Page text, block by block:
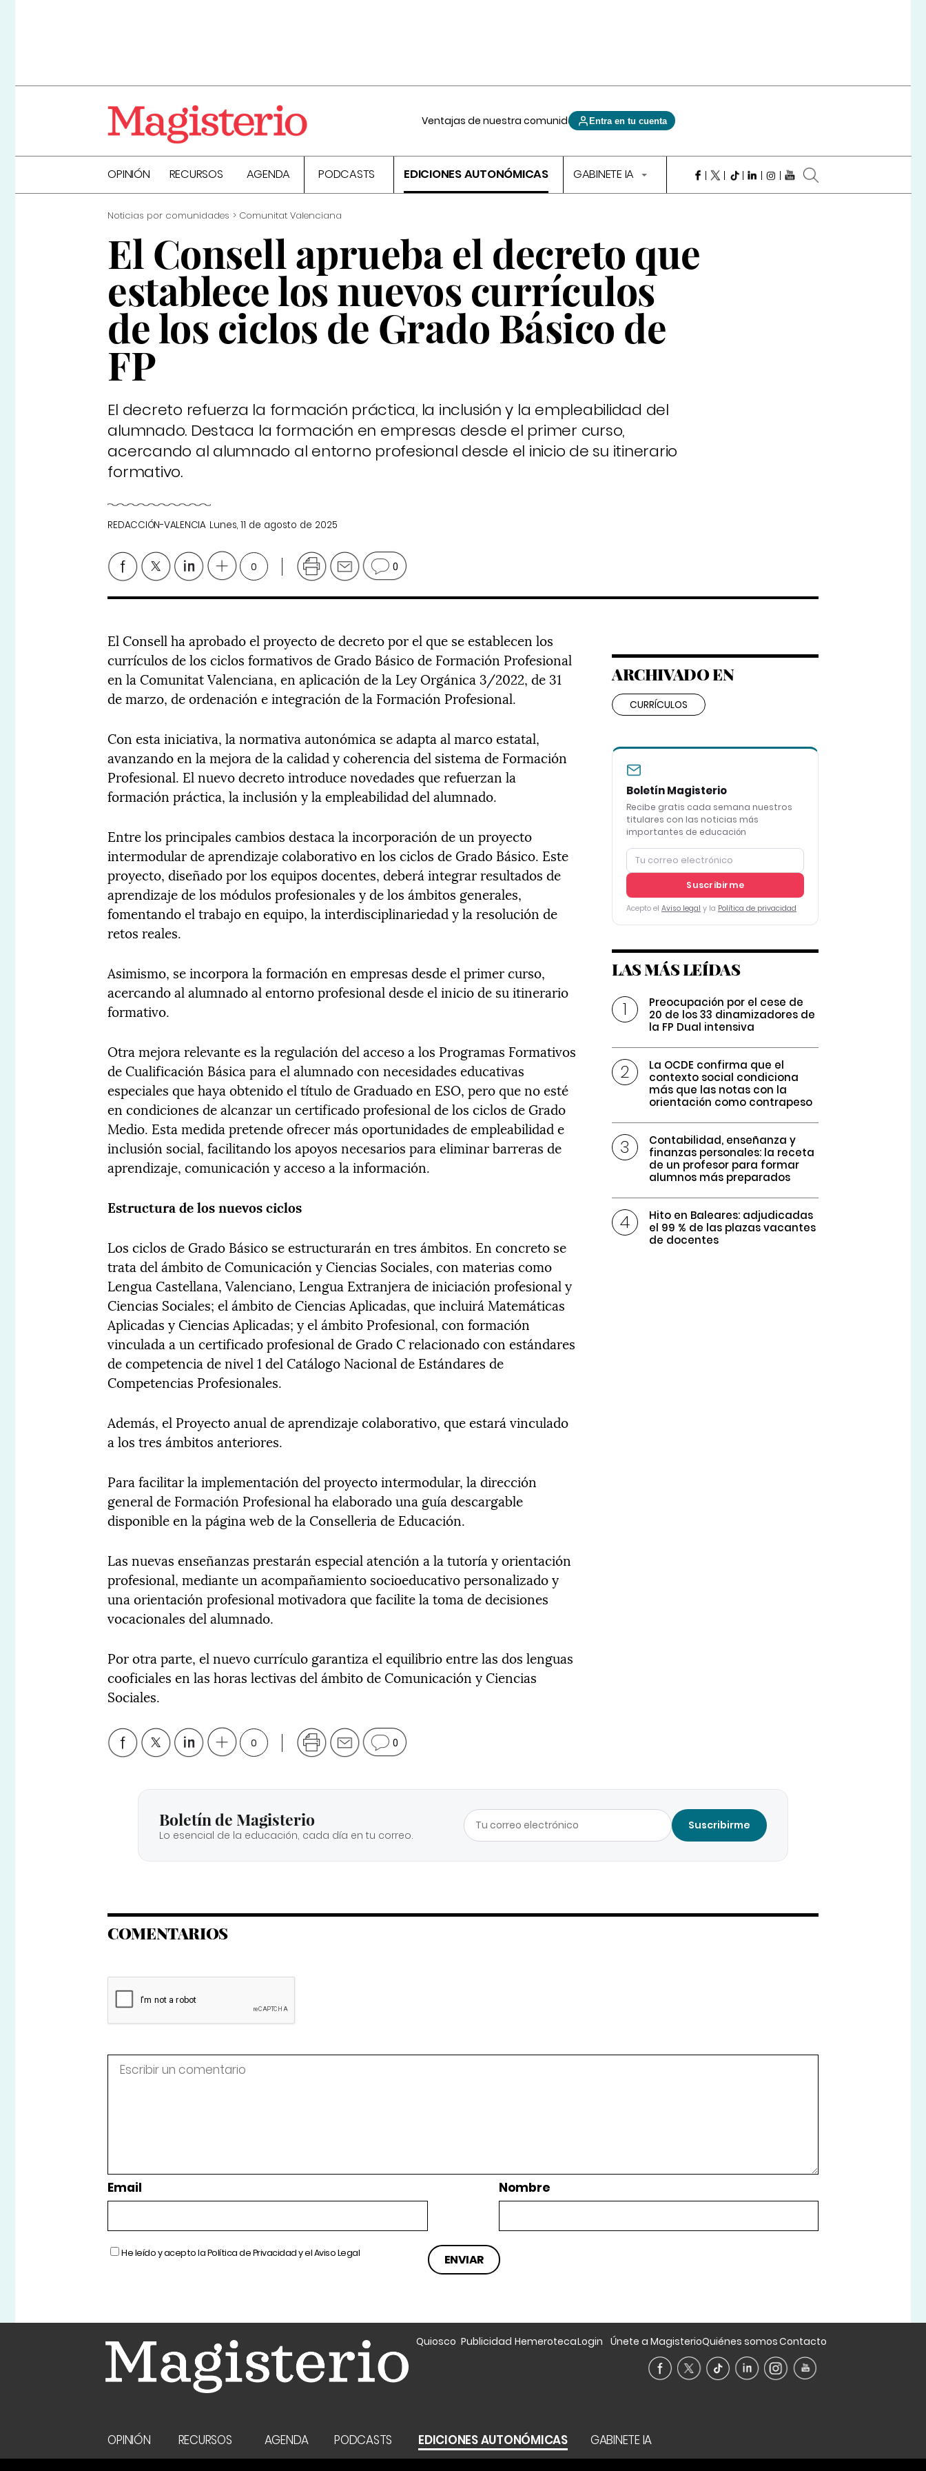
Ventajas de nuestra comunidad Entra en tu cuenta
OPINIÓN RECURSOS AGENDA PODCASTS EDICIONES AUTONÓMICAS GABINETE IA
Noticias por comunidades Comunitat Valenciana
El Consell aprueba el decreto que
establece los nuevos currículos
de los ciclos de Grado Básico de
FP
El decreto refuerza la formación práctica, la inclusión y la empleabilidad del
alumnado. Destaca la formación en empresas desde el primer curso,
acercando al alumnado al entorno profesional desde el inicio de su itinerario
formativo.
REDACCIÓN-VALENCIA Lunes, 11 de agosto de 2025
0 0
El Consell ha aprobado el proyecto de decreto por el que se establecen los
currículos de los ciclos formativos de Grado Básico de Formación Profesional
en la Comunitat Valenciana, en aplicación de la Ley Orgánica 3/2022, de 31
de marzo, de ordenación e integración de la Formación Profesional.
Con esta iniciativa, la normativa autonómica se adapta al marco estatal,
avanzando en la mejora de la calidad y coherencia del sistema de Formación
Profesional. El nuevo decreto introduce novedades que refuerzan la
formación práctica, la inclusión y la empleabilidad del alumnado.
Entre los principales cambios destaca la incorporación de un proyecto
intermodular de aprendizaje colaborativo en los ciclos de Grado Básico. Este
proyecto, diseñado por los equipos docentes, deberá integrar resultados de
aprendizaje de los módulos profesionales y de los ámbitos generales,
fomentando el trabajo en equipo, la interdisciplinariedad y la resolución de
retos reales.
Asimismo, se incorpora la formación en empresas desde el primer curso,
acercando al alumnado al entorno profesional desde el inicio de su itinerario
formativo.
Otra mejora relevante es la regulación del acceso a los Programas Formativos
de Cualificación Básica para el alumnado con necesidades educativas
especiales que haya obtenido el título de Graduado en ESO, pero que no esté
en condiciones de alcanzar un certificado profesional de los ciclos de Grado
Medio. Esta medida pretende ofrecer más oportunidades de empleabilidad e
inclusión social, facilitando los apoyos necesarios para eliminar barreras de
aprendizaje, comunicación y acceso a la información.
Estructura de los nuevos ciclos
Los ciclos de Grado Básico se estructurarán en tres ámbitos. En concreto se
trata del ámbito de Comunicación y Ciencias Sociales, con materias como
Lengua Castellana, Valenciano, Lengua Extranjera de iniciación profesional y
Ciencias Sociales; el ámbito de Ciencias Aplicadas, que incluirá Matemáticas
Aplicadas y Ciencias Aplicadas; y el ámbito Profesional, con formación
vinculada a un certificado profesional de Grado C relacionado con estándares
de competencia de nivel 1 del Catálogo Nacional de Estándares de
Competencias Profesionales.
Además, el Proyecto anual de aprendizaje colaborativo, que estará vinculado
a los tres ámbitos anteriores.
Para facilitar la implementación del proyecto intermodular, la dirección
general de Formación Profesional ha elaborado una guía descargable
disponible en la página web de la Conselleria de Educación.
Las nuevas enseñanzas prestarán especial atención a la tutoría y orientación
profesional, mediante un acompañamiento socioeducativo personalizado y
una orientación profesional motivadora que facilite la toma de decisiones
vocacionales del alumnado.
Por otra parte, el nuevo currículo garantiza el equilibrio entre las dos lenguas
cooficiales en las horas lectivas del ámbito de Comunicación y Ciencias
Sociales.
0 0
ARCHIVADO EN
CURRÍCULOS
Boletín Magisterio
Recibe gratis cada semana nuestros
titulares con las noticias más
importantes de educación
Suscribirme
Acepto el Aviso legal y la Política de privacidad
LAS MÁS LEÍDAS
Preocupación por el cese de
20 de los 33 dinamizadores de
la FP Dual intensiva
La OCDE confirma que el
contexto social condiciona
más que las notas con la
orientación como contrapeso
Contabilidad, enseñanza y
finanzas personales: la receta
de un profesor para formar
alumnos más preparados
Hito en Baleares: adjudicadas
el 99 % de las plazas vacantes
de docentes
Boletín de Magisterio
Lo esencial de la educación, cada día en tu correo.
Suscribirme
COMENTARIOS
Email Nombre
He leído y acepto laPolítica de Privacidady elAviso Legal
Quiosco Publicidad HemerotecaLogin Únete a MagisterioQuiénes somosContacto
OPINIÓN RECURSOS AGENDA PODCASTS EDICIONES AUTONÓMICAS GABINETE IA